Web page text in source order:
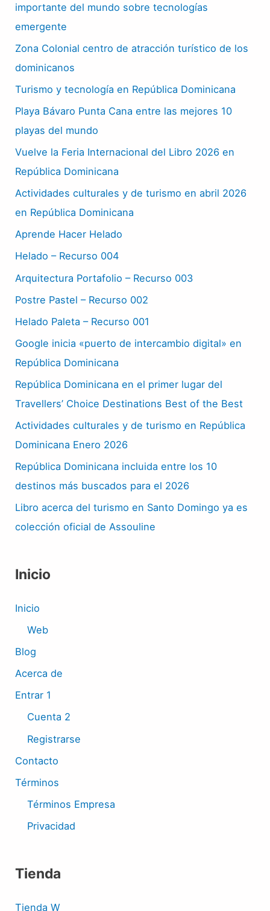
importante del mundo sobre tecnologías
emergente
Zona Colonial centro de atracción turístico de los
dominicanos
Turismo y tecnología en República Dominicana
Playa Bávaro Punta Cana entre las mejores 10
playas del mundo
Vuelve la Feria Internacional del Libro 2026 en
República Dominicana
Actividades culturales y de turismo en abril 2026
en República Dominicana
Aprende Hacer Helado
Helado – Recurso 004
Arquitectura Portafolio – Recurso 003
Postre Pastel – Recurso 002
Helado Paleta – Recurso 001
Google inicia «puerto de intercambio digital» en
República Dominicana
República Dominicana en el primer lugar del
Travellers’ Choice Destinations Best of the Best
Actividades culturales y de turismo en República
Dominicana Enero 2026
República Dominicana incluida entre los 10
destinos más buscados para el 2026
Libro acerca del turismo en Santo Domingo ya es
colección oficial de Assouline
Inicio
Inicio
Web
Blog
Acerca de
Entrar 1
Cuenta 2
Registrarse
Contacto
Términos
Términos Empresa
Privacidad
Tienda
Tienda W